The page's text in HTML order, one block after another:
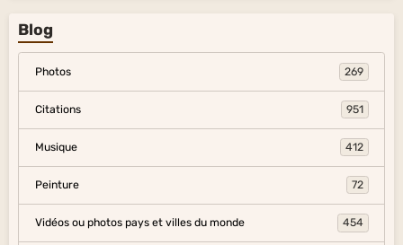
Blog
Photos 269
Citations 951
Musique 412
Peinture 72
Vidéos ou photos pays et villes du monde 454